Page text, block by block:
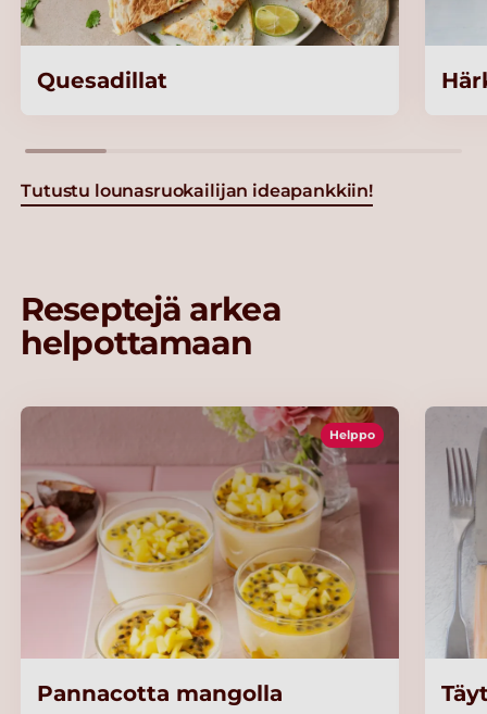
Quesadillat
Tutustu lounasruokailijan ideapankkiin!
Reseptejä arkea
helpottamaan
Helppo
Pannacotta mangolla